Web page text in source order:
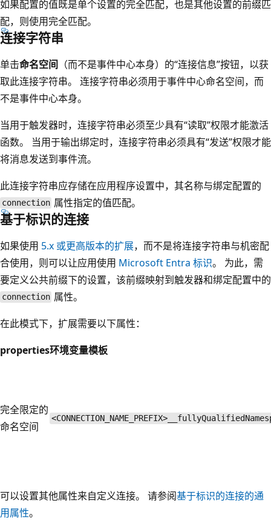
如果配置的值既是单个设置的完全匹配，也是其他设置的前缀匹
配，则使用完全匹配。
连接字符串
单击命名空间 （而不是事件中心本身）的“连接信息”按钮，以获
取此连接字符串。 连接字符串必须用于事件中心命名空间，而
不是事件中心本身。
当用于触发器时，连接字符串必须至少具有“读取”权限才能激活
函数。 当用于输出绑定时，连接字符串必须具有“发送”权限才能
将消息发送到事件流。
此连接字符串应存储在应用程序设置中，其名称与绑定配置的
connection 属性指定的值匹配。
基于标识的连接
如果使用 5.x 或更高版本的扩展，而不是将连接字符串与机密配
合使用，则可以让应用使用 Microsoft Entra 标识。 为此，需
要定义公共前缀下的设置，该前缀映射到触发器和绑定配置中的
connection 属性。
在此模式下，扩展需要以下属性：
properties环境变量模板
完全限定的
命名空间
可以设置其他属性来自定义连接。 请参阅基于标识的连接的通
用属性。